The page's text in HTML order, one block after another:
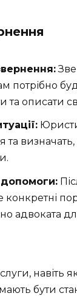
потрібно
та описати
та
конкретні
адвоката
навіть
бути